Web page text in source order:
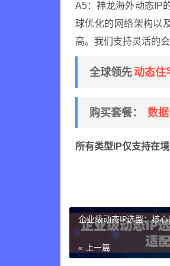
A5：神龙海外动态IP
球优化的网络架构以
高。我们支持灵活的
全球领先 动态住
购买套餐： 数
所有类型IP仅支持在
企业级动态IP选型：核
« 上一篇